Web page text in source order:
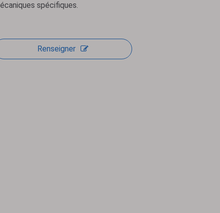
spécifiques.
Renseigner